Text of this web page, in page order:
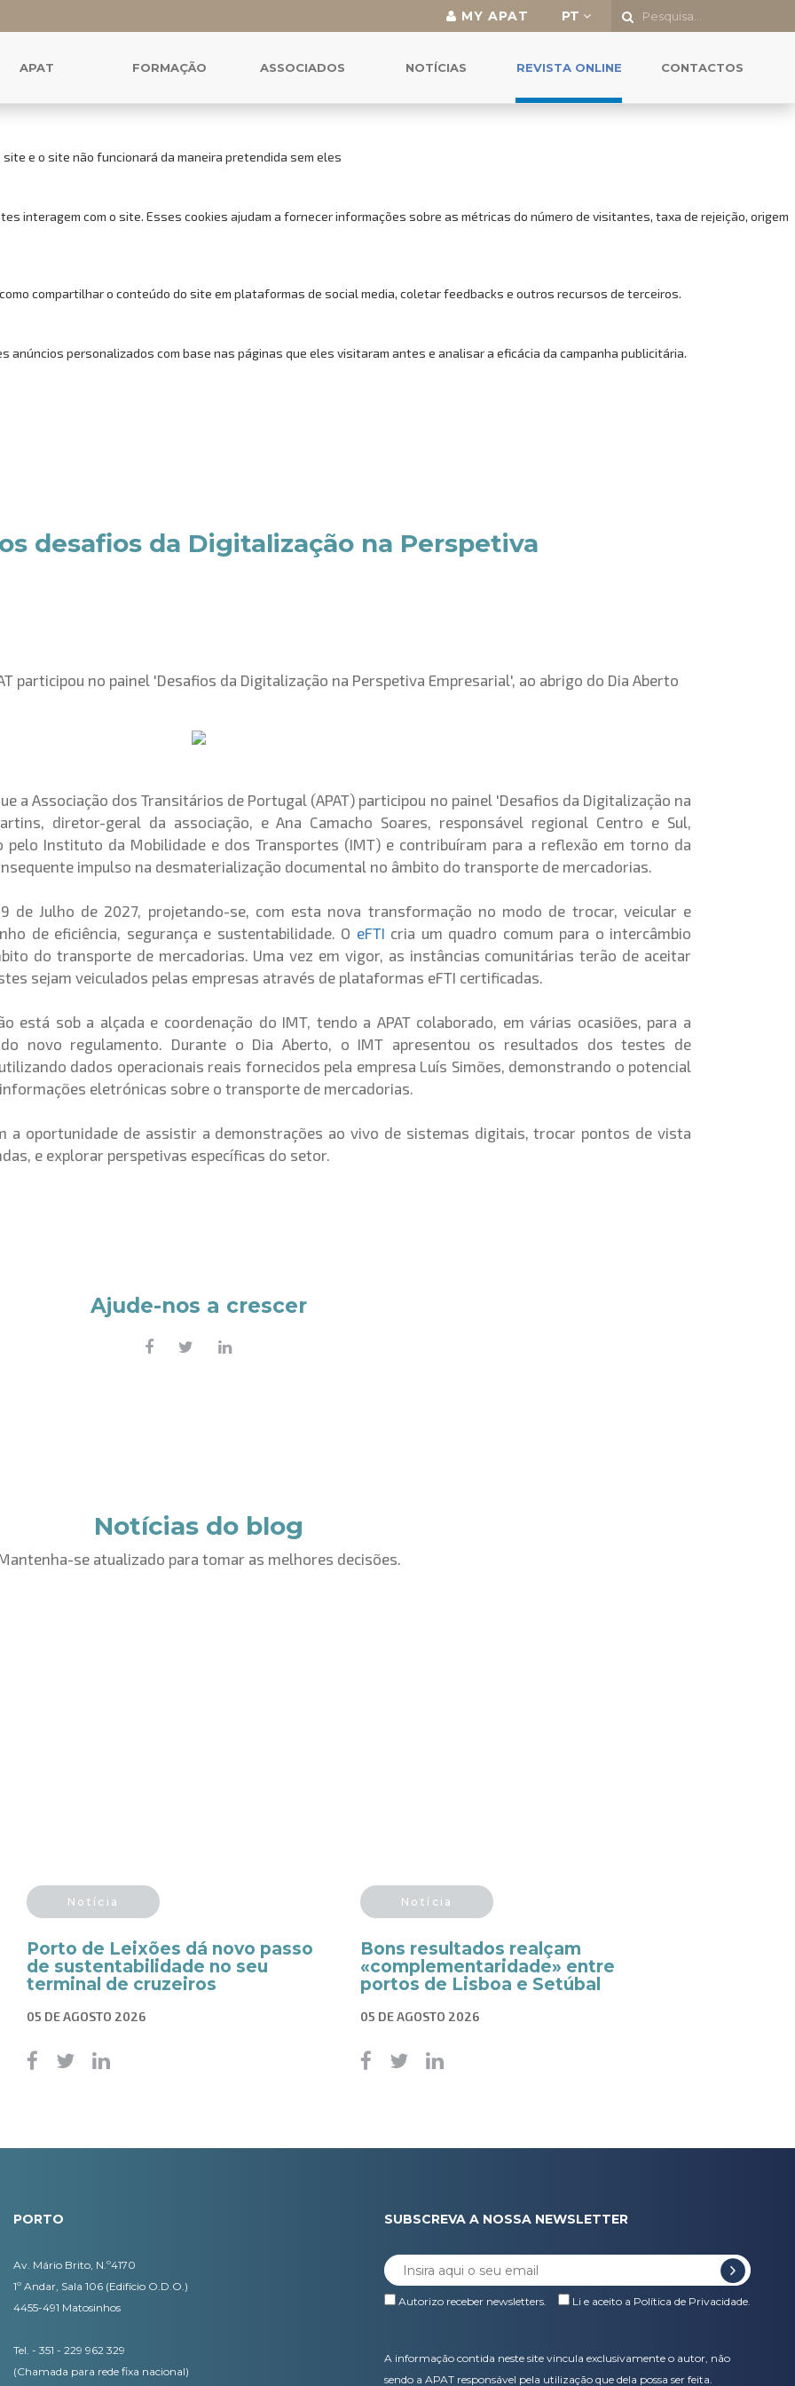
para este website.
para lhe oferecer uma boa experiência de navegação e acesso a todas as funcionalidades.
e o site não funcionará da maneira pretendida sem eles
interagem com o site. Esses cookies ajudam a fornecer informações sobre as métricas do número de visitantes, taxa de rejeição, origem
compartilhar o conteúdo do site em plataformas de social media, coletar feedbacks e outros recursos de terceiros.
personalizados com base nas páginas que eles visitaram antes e analisar a eficácia da campanha publicitária.
MY APAT PT
APAT FORMAÇÃO ASSOCIADOS NOTÍCIAS REVISTA ONLINE CONTACTOS
desafios da Digitalização na Perspetiva
participou no painel 'Desafios da Digitalização na Perspetiva Empresarial', ao abrigo do Dia Aberto
a Associação dos Transitários de Portugal (APAT) participou no painel 'Desafios da Digitalização na
diretor-geral da associação, e Ana Camacho Soares, responsável regional Centro e Sul,
pelo Instituto da Mobilidade e dos Transportes (IMT) e contribuíram para a reflexão em torno da
impulso na desmaterialização documental no âmbito do transporte de mercadorias.
de Julho de 2027, projetando-se, com esta nova transformação no modo de trocar, veicular e
de eficiência, segurança e sustentabilidade. O eFTI cria um quadro comum para o intercâmbio
do transporte de mercadorias. Uma vez em vigor, as instâncias comunitárias terão de aceitar
sejam veiculados pelas empresas através de plataformas eFTI certificadas.
está sob a alçada e coordenação do IMT, tendo a APAT colaborado, em várias ocasiões, para a
novo regulamento. Durante o Dia Aberto, o IMT apresentou os resultados dos testes de
dados operacionais reais fornecidos pela empresa Luís Simões, demonstrando o potencial
eletrónicas sobre o transporte de mercadorias.
a oportunidade de assistir a demonstrações ao vivo de sistemas digitais, trocar pontos de vista
e explorar perspetivas específicas do setor.
Ajude-nos a crescer
Notícias do blog
se atualizado para tomar as melhores decisões.
Notícia
Porto de Leixões dá novo passo
de sustentabilidade no seu
terminal de cruzeiros
05 DE AGOSTO 2026
Notícia
Bons resultados realçam
«complementaridade» entre
portos de Lisboa e Setúbal
05 DE AGOSTO 2026
PORTO
Av. Mário Brito, N.º4170
1º Andar, Sala 106 (Edifício O.D.O.)
4455-491 Matosinhos
Tel. - 351 - 229 962 329
(Chamada para rede fixa nacional)
SUBSCREVA A NOSSA NEWSLETTER
Autorizo receber newsletters. Li e aceito a Política de Privacidade.
A informação contida neste site vincula exclusivamente o autor, não
sendo a APAT responsável pela utilização que dela possa ser feita.